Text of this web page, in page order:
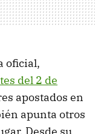
oficial,
del 2 de
apostados en
apunta otros
Desde su